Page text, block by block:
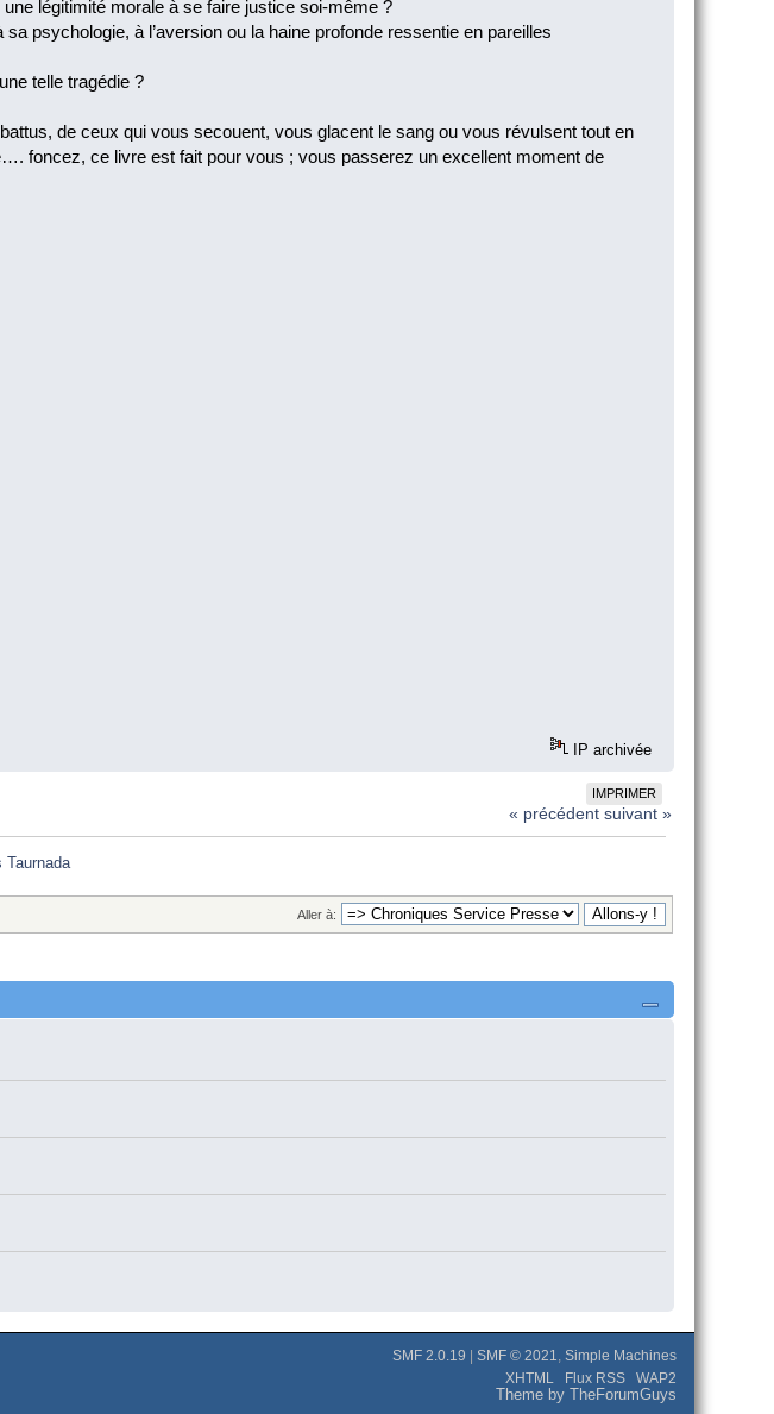
légitimité morale à se faire justice soi-même ?
psychologie, à l’aversion ou la haine profonde ressentie en pareilles
telle tragédie ?
de ceux qui vous secouent, vous glacent le sang ou vous révulsent tout en
foncez, ce livre est fait pour vous ; vous passerez un excellent moment de
IP archivée
IMPRIMER
« précédent suivant »
Taurnada
Aller à:
SMF 2.0.19 SMF © 2021, Simple Machines
XHTML
Flux RSS
WAP2
Theme by TheForumGuys